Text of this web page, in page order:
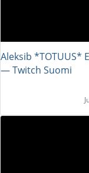
Aleksib *TOTUUS*
― Twitch Suomi